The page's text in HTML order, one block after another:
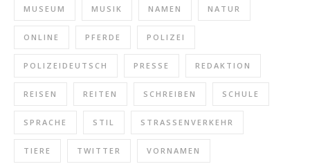
MUSEUM MUSIK NAMEN NATUR
ONLINE PFERDE POLIZEI
POLIZEIDEUTSCH PRESSE REDAKTION
REISEN REITEN SCHREIBEN SCHULE
SPRACHE STIL STRASSENVERKEHR
TIERE TWITTER VORNAMEN